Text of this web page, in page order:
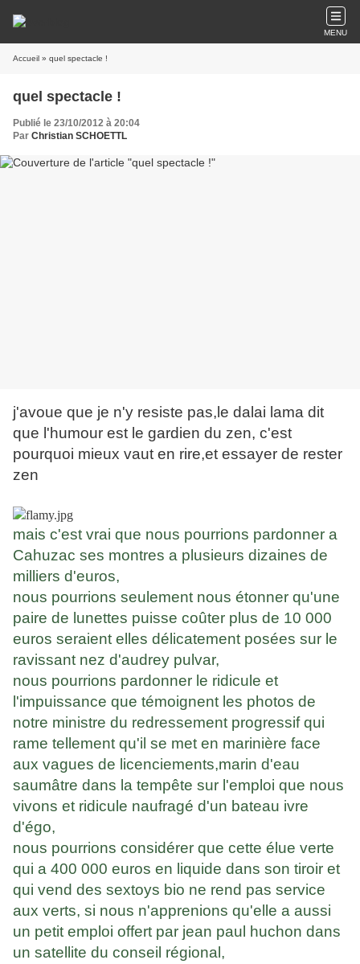
MENU
Accueil » quel spectacle !
quel spectacle !
Publié le 23/10/2012 à 20:04
Par Christian SCHOETTL
j'avoue que je n'y resiste pas,le dalai lama dit
que l'humour est le gardien du zen, c'est
pourquoi mieux vaut en rire,et essayer de rester
zen
mais c'est vrai que nous pourrions pardonner a
Cahuzac ses montres a plusieurs dizaines de
milliers d'euros,
nous pourrions seulement nous étonner qu'une
paire de lunettes puisse coûter plus de 10 000
euros seraient elles délicatement posées sur le
ravissant nez d'audrey pulvar,
nous pourrions pardonner le ridicule et
l'impuissance que témoignent les photos de
notre ministre du redressement progressif qui
rame tellement qu'il se met en marinière face
aux vagues de licenciements,marin d'eau
saumâtre dans la tempête sur l'emploi que nous
vivons et ridicule naufragé d'un bateau ivre
d'égo,
nous pourrions considérer que cette élue verte
qui a 400 000 euros en liquide dans son tiroir et
qui vend des sextoys bio ne rend pas service
aux verts, si nous n'apprenions qu'elle a aussi
un petit emploi offert par jean paul huchon dans
un satellite du conseil régional,